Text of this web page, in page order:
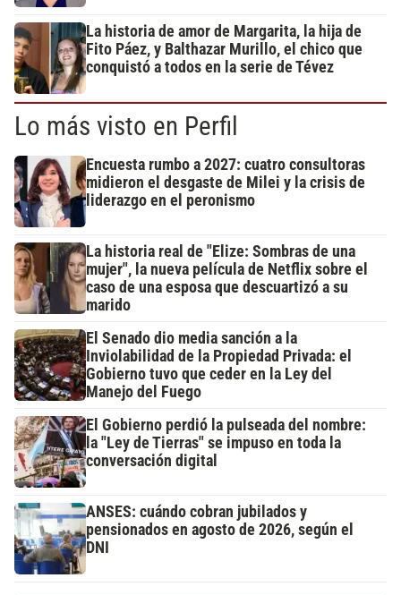
La historia de amor de Margarita, la hija de
Fito Páez, y Balthazar Murillo, el chico que
conquistó a todos en la serie de Tévez
Lo más visto en Perfil
Encuesta rumbo a 2027: cuatro consultoras
midieron el desgaste de Milei y la crisis de
liderazgo en el peronismo
La historia real de "Elize: Sombras de una
mujer", la nueva película de Netflix sobre el
caso de una esposa que descuartizó a su
marido
El Senado dio media sanción a la
Inviolabilidad de la Propiedad Privada: el
Gobierno tuvo que ceder en la Ley del
Manejo del Fuego
El Gobierno perdió la pulseada del nombre:
la "Ley de Tierras" se impuso en toda la
conversación digital
ANSES: cuándo cobran jubilados y
pensionados en agosto de 2026, según el
DNI